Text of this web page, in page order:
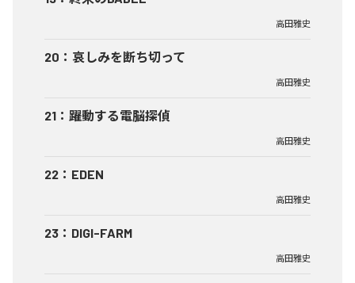
高田雅史
20 ： 哀しみを断ち切って
高田雅史
21 ： 躍動する電脳探偵
高田雅史
22 ： EDEN
高田雅史
23 ： DIGI-FARM
高田雅史